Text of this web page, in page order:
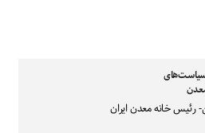
سیاست‌های
رئیس خانه معدن ایران